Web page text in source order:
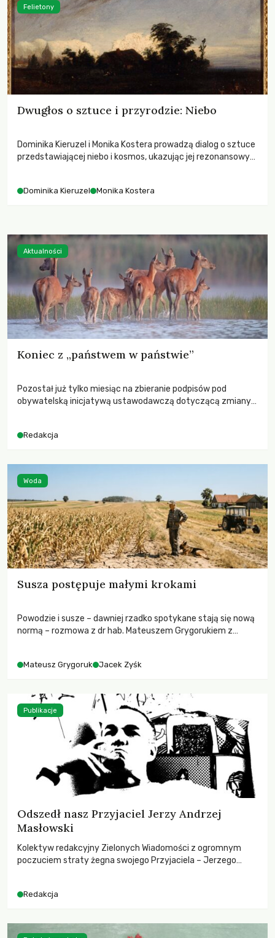
Dwugłos o sztuce i przyrodzie: Niebo
Dominika Kieruzel i Monika Kostera prowadzą dialog o sztuce
przedstawiającej niebo i kosmos, ukazując jej rezonansowy
Dominika Kieruzel Monika Kostera
Felietony
Koniec z „państwem w państwie”
Pozostał już tylko miesiąc na zbieranie podpisów pod
obywatelską inicjatywą ustawodawczą dotyczącą zmiany
niezwykle korzystne rozwiązania dla przyrody i zwierząt,
funkcjonowania łowiectwa w Polsce.
Redakcja
Aktualności
Susza postępuje małymi krokami
Powodzie i susze – dawniej rzadko spotykane stają się nową
normą – rozmowa z dr hab. Mateuszem Grygorukiem z
Mateusz Grygoruk Jacek Zyśk
Woda
Odszedł nasz Przyjaciel Jerzy Andrzej
Masłowski
Kolektyw redakcyjny Zielonych Wiadomości z ogromnym
poczuciem straty żegna swojego Przyjaciela – Jerzego
Redakcja
Publikacje